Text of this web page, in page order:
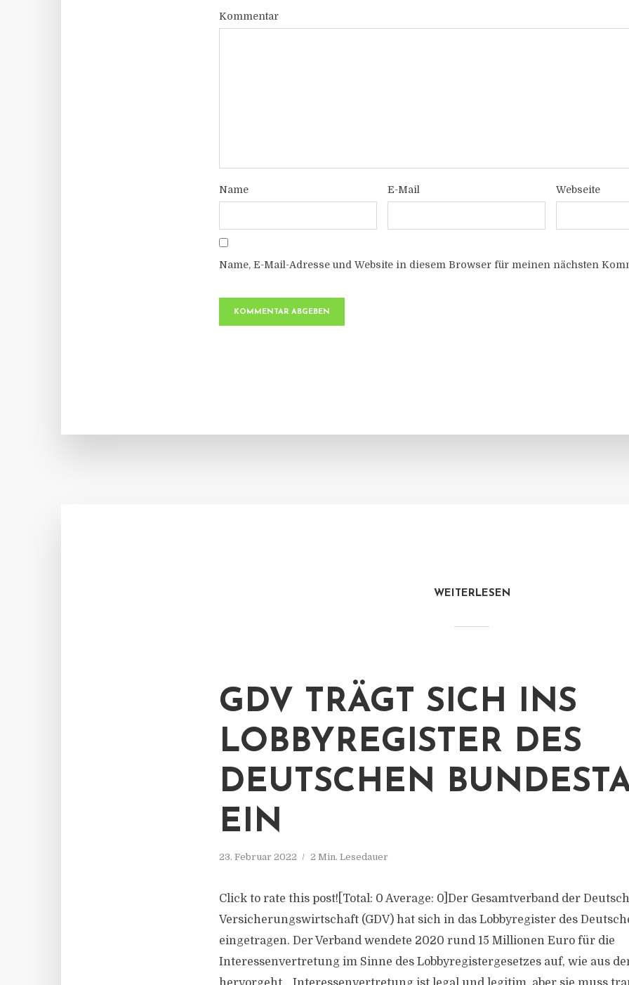
Kommentar
Name E-Mail Webseite
Name, E-Mail-Adresse und Website in diesem Browser für meinen nächsten
WEITERLESEN
GDV TRÄGT SICH INS
LOBBYREGISTER DES
DEUTSCHEN
EIN
23. Februar 2022 2 Min. Lesedauer
Click to rate this post![Total: 0 Average: 0]Der Gesamtverband der
Versicherungswirtschaft (GDV) hat sich in das Lobbyregister des
eingetragen. Der Verband wendete 2020 rund 15 Millionen Euro für die
Interessenvertretung im Sinne des Lobbyregistergesetzes auf, wie aus